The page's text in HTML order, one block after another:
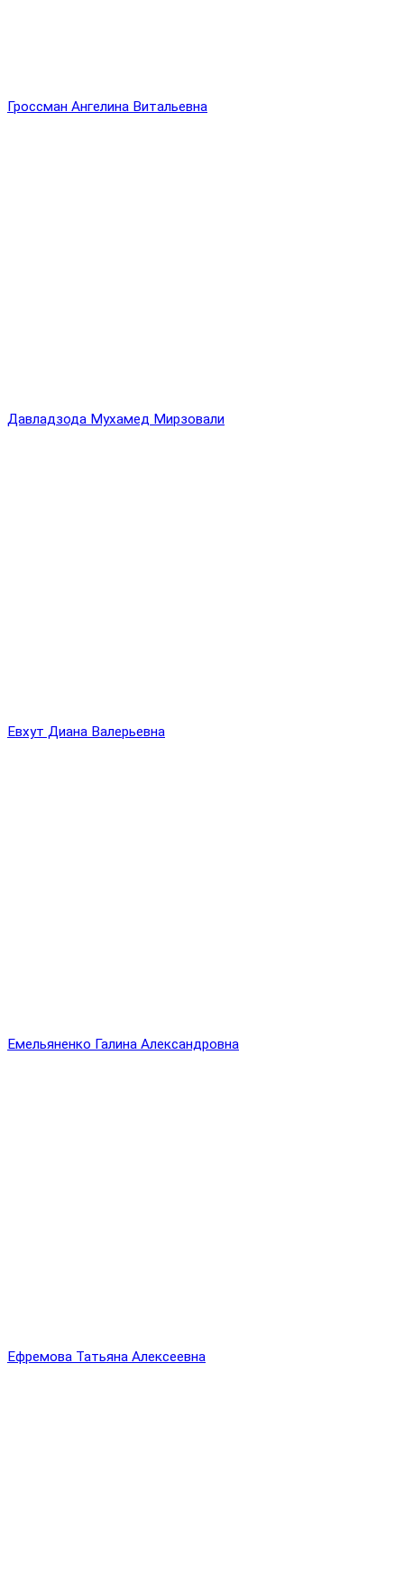
Гроссман Ангелина Витальевна
Давладзода Мухамед Мирзовали
Евхут Диана Валерьевна
Емельяненко Галина Александровна
Ефремова Татьяна Алексеевна